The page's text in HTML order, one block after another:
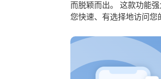
而脱颖而出。 这款功能
您快速、有选择地访问您